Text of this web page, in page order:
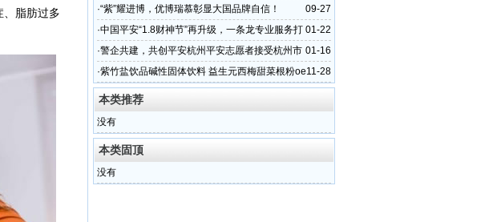
、脂肪过多
加工选厂家
09-27
·“紫”耀进博，优博瑞慕彰显大国品牌自信！
01-22
·中国平安“1.8财神节”再升级，一条龙专业服务打
造全新客户体验
01-16
·警企共建，共创平安杭州平安志愿者接受杭州市
反诈宣防人才专项培训
11-28
·紫竹盐饮品碱性固体饮料 益生元西梅甜菜根粉oe
m贴牌代工
本类推荐
没有
本类固顶
没有